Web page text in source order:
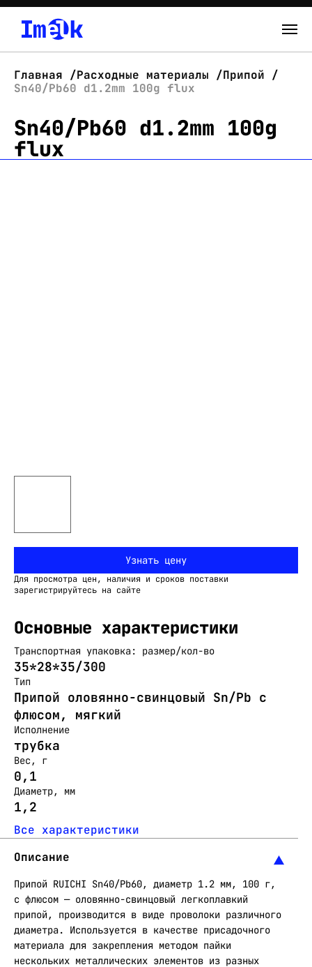
О нас
Новости
Главная Расходные материалы
Припой
Sn40/Pb60 d1.2mm 100g flux
Sn40/Pb60 d1.2mm 100g
flux
Узнать цену
Для просмотра цен, наличия и сроков поставки
зарегистрируйтесь на сайте
Основные характеристики
Транспортная упаковка: размер/кол-во
35*28*35/300
Тип
Припой оловянно-свинцовый Sn/Pb с
флюсом, мягкий
Исполнение
трубка
Вес, г
0,1
Диаметр, мм
1,2
Все характеристики
Описание
Припой RUICHI Sn40/Pb60, диаметр 1.2 мм, 100 г,
с флюсом — оловянно-свинцовый легкоплавкий
припой, производится в виде проволоки различного
диаметра. Используется в качестве присадочного
материала для закрепления методом пайки
нескольких металлических элементов из разных